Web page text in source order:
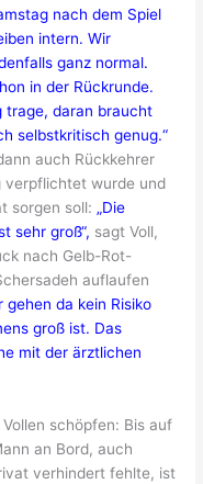
nach dem Spiel
intern. Wir
ganz normal.
in der Rückrunde.
trage, daran braucht
selbstkritisch genug.“
auch Rückkehrer
verpflichtet wurde und
sorgen soll: „Die
sehr groß“, sagt Voll,
nach Gelb-Rot-
auflaufen
gehen da kein Risiko
groß ist. Das
mit der ärztlichen
schöpfen: Bis auf
an Bord, auch
verhindert fehlte, ist